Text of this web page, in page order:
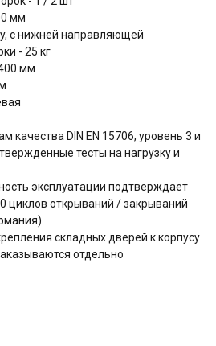
мм
c нижней направляющей
- 25 кг
мм
качества DIN EN 15706, уровень 3 и
тесты на нагрузку и
эксплуатации подтверждает
циклов открываний / закрываний
складных дверей к корпусу
отдельно